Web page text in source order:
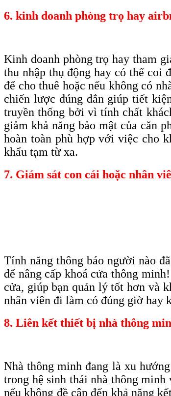
6. kinh doanh phòng trọ hay
Kinh doanh phòng trọ hay tham
thu nhập thụ động hay có thể coi
để cho thuê hoặc nếu không có
chiến lược đúng đắn giúp tiết
truyền thống bởi vì tính chất
giảm khả năng bảo mật của căn
hoàn toàn phù hợp với việc cho
khẩu tạm từ xa.
7. Giám sát con cái hoặc nhân
Tính năng thông báo người nào
để nâng cấp khoá cửa thông
cửa, giúp bạn quản lý tốt hơn và
nhân viên đi làm có đúng giờ hay
8. Liên kết thiết bị nhà thông
Nhà thông minh đang là xu
trong hệ sinh thái nhà thông
nếu không đề cập đến khả năng